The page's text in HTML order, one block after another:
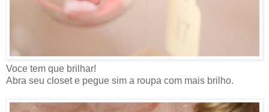
Voce tem que brilhar!
Abra seu closet e pegue sim a roupa com mais brilho.